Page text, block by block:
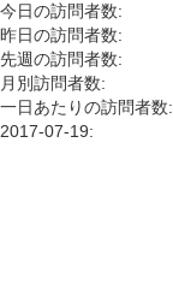
今日の訪問者数:
昨日の訪問者数:
先週の訪問者数:
月別訪問者数:
一日あたりの訪問者数:
2017-07-19: